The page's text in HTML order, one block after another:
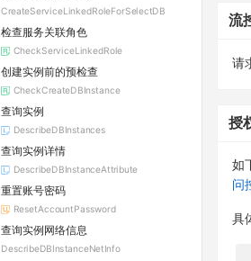
CreateServiceLinkedRoleForSelectDB
检查服务关联角色
CheckServiceLinkedRole
创建实例前的预检查
CheckCreateDBInstance
查询实例
DescribeDBInstances
查询实例详情
DescribeDBInstanceAttribute
重置账号密码
ResetAccountPassword
查询实例网络信息
DescribeDBInstanceNetInfo
流
请
授
如
问
具